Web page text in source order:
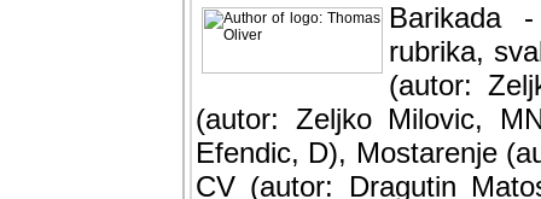
Barikada
rubrika,
(autor:
(autor: Zeljko Milovic,
Efendic, D), Mostarenje
CV (autor: Dragutin